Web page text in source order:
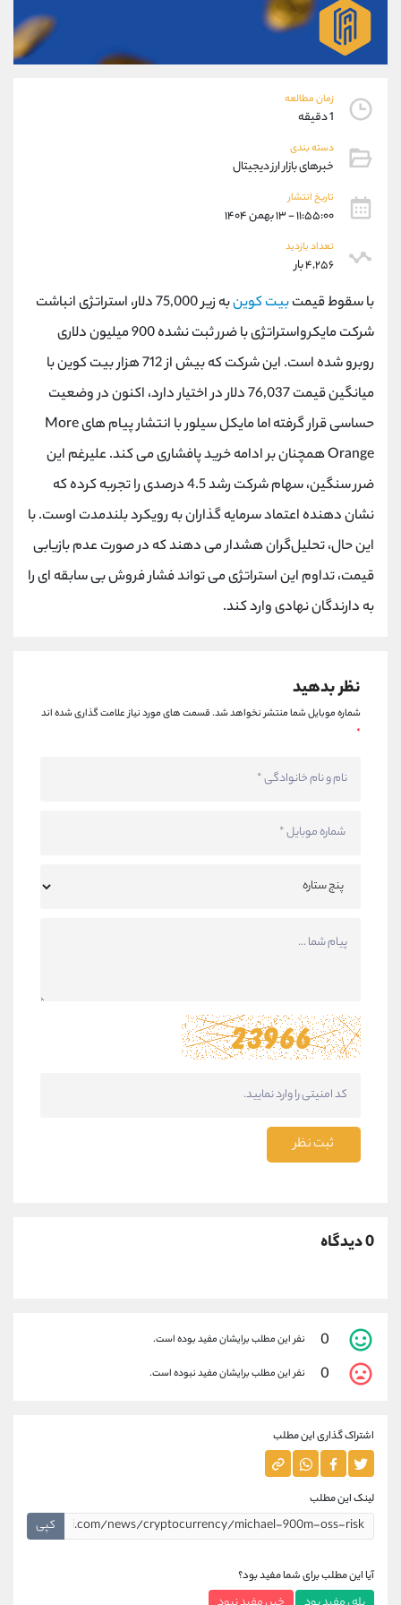
زمان مطالعه
1 دقیقه
دسته بندی
خبرهای بازار ارز دیجیتال
تاریخ انتشار
۱۱:۵۵:۰۰ - ۱۳ بهمن ۱۴۰۴
تعداد بازدید
۴,۲۵۶ بار
با سقوط قیمتبیت کوین
به زیر 75,000 دلار، استراتژی انباشت
شرکت مایکرواستراتژی با ضرر ثبت نشده 900 میلیون دلاری
روبرو شده است. این شرکت که بیش از 712 هزار بیت کوین با
میانگین قیمت 76,037 دلار در اختیار دارد، اکنون در وضعیت
حساسی قرار گرفته اما مایکل سیلور با انتشار پیام های More
Orange همچنان بر ادامه خرید پافشاری می کند. علیرغم این
ضرر سنگین، سهام شرکت رشد 4.5 درصدی را تجربه کرده که
نشان‌ دهنده اعتماد سرمایه گذاران به رویکرد بلندمدت اوست. با
این حال، تحلیل‌گران هشدار می دهند که در صورت عدم بازیابی
قیمت، تداوم این استراتژی می تواند فشار فروش بی سابقه ای را
به دارندگان نهادی وارد کند.
نظر بدهید
شماره موبایل شما منتشر نخواهد شد.قسمت های مورد نیاز علامت گذاری شده اند
*
ثبت نظر
0 دیدگاه
0 نفر این مطلب برایشان مفید بوده است.
0 نفر این مطلب برایشان مفید نبوده است.
اشتراک گذاری این مطلب
لینک این مطلب
کپی
آیا این مطلب برای شما مفید بود؟
واتساپ شروع گفتگو
تلگرام @Armteam_admin_103
پشتیبان فروش
موبایل
واتساپ
تلگرام
داخلی
اطلاعات تماس
تلفن 021-22021030
بدون پیش شماره 90001030
اینستاگرام @alireza.mehrabii
کانال تلگرام @alirezamehrabi_com